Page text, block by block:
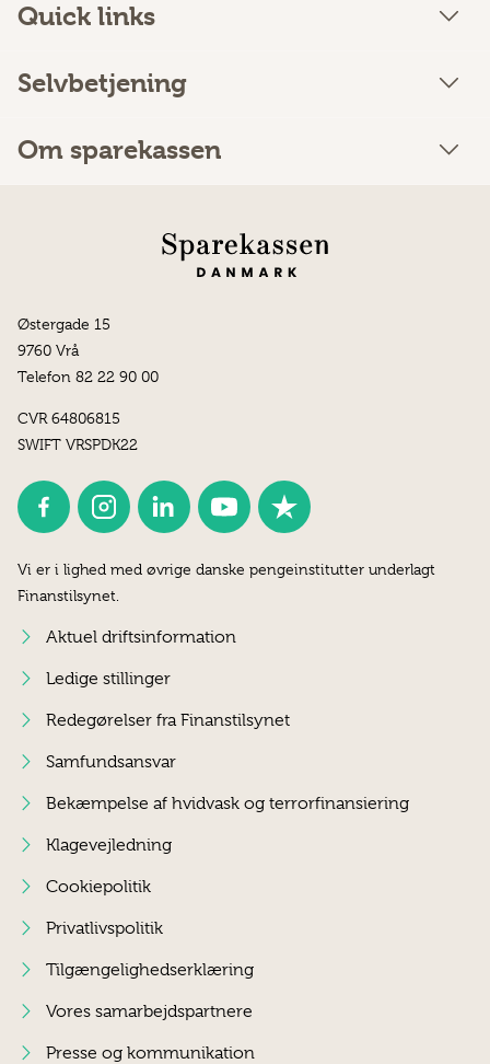
Quick links
Selvbetjening
Om sparekassen
Østergade 15
9760 Vrå
Telefon 82 22 90 00
CVR 64806815
SWIFT VRSPDK22
Vi er i lighed med øvrige danske pengeinstitutter underlagt
Finanstilsynet.
Aktuel driftsinformation
Ledige stillinger
Redegørelser fra Finanstilsynet
Samfundsansvar
Bekæmpelse af hvidvask og terrorfinansiering
Klagevejledning
Cookiepolitik
Privatlivspolitik
Tilgængelighedserklæring
Vores samarbejdspartnere
Presse og kommunikation